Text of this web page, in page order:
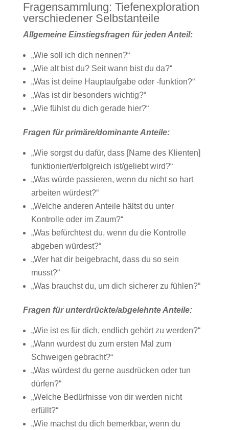
Fragensammlung: Tiefenexploration
verschiedener Selbstanteile
Allgemeine Einstiegsfragen für jeden Anteil:
„Wie soll ich dich nennen?“
„Wie alt bist du? Seit wann bist du da?“
„Was ist deine Hauptaufgabe oder -funktion?“
„Was ist dir besonders wichtig?“
„Wie fühlst du dich gerade hier?“
Fragen für primäre/dominante Anteile:
„Wie sorgst du dafür, dass [Name des Klienten]
funktioniert/erfolgreich ist/geliebt wird?“
„Was würde passieren, wenn du nicht so hart
arbeiten würdest?“
„Welche anderen Anteile hältst du unter
Kontrolle oder im Zaum?“
„Was befürchtest du, wenn du die Kontrolle
abgeben würdest?“
„Wer hat dir beigebracht, dass du so sein
musst?“
„Was brauchst du, um dich sicherer zu fühlen?“
Fragen für unterdrückte/abgelehnte Anteile:
„Wie ist es für dich, endlich gehört zu werden?“
„Wann wurdest du zum ersten Mal zum
Schweigen gebracht?“
„Was würdest du gerne ausdrücken oder tun
dürfen?“
„Welche Bedürfnisse von dir werden nicht
erfüllt?“
„Wie machst du dich bemerkbar, wenn du